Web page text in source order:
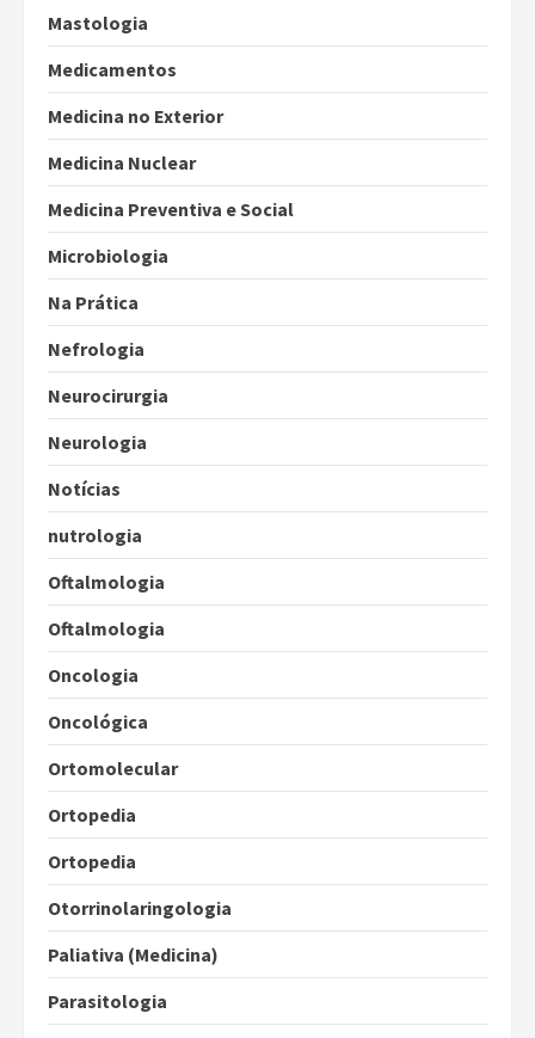
Mastologia
Medicamentos
Medicina no Exterior
Medicina Nuclear
Medicina Preventiva e Social
Microbiologia
Na Prática
Nefrologia
Neurocirurgia
Neurologia
Notícias
nutrologia
Oftalmologia
Oftalmologia
Oncologia
Oncológica
Ortomolecular
Ortopedia
Ortopedia
Otorrinolaringologia
Paliativa (Medicina)
Parasitologia